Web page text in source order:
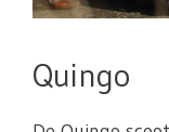
Quingo